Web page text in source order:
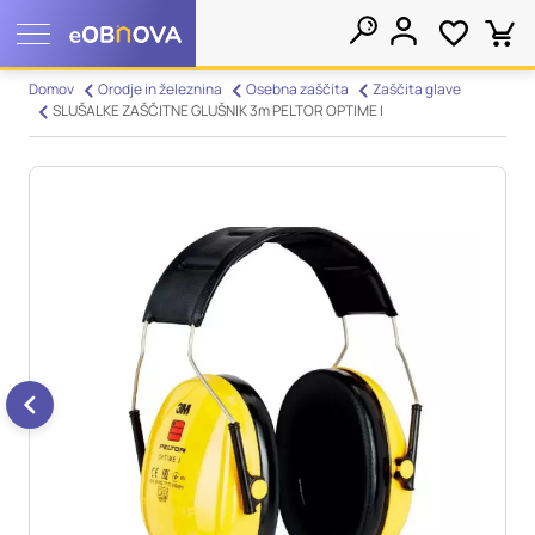
Domov Orodje in železnina Osebna zaščita
Zaščita glave
SLUŠALKE ZAŠČITNE GLUŠNIK 3m PELTOR OPTIME I
Nastavitve piškotkov
pridobi informacije iz vašega brskalnika, večinoma v obliki
piškotkov. Te informacije se lahko navezujejo na vas, vaše
nastavitve, vašo napravo ali pa skrbijo, da vaše spletno mesto
deluje v skladu z vašimi pričakovanji. Te informacije običajno
ne razkrivajo neposredno vaše identitete, vendar vam lahko
zagotovijo bolj prilagojeno spletno uporabniško izkušnjo.
Nekatere vrste piškotkov lahko zavrnete. Klikajte različna
imena kategorij, da si ogledate več informacij in spremenite
privzete nastavitve. Blokiranje določenih vrst piškotkov vpliva
na vašo uporabo tega spletnega mesta in naše storitve.
Obvezni piškotki
Vedno aktivni